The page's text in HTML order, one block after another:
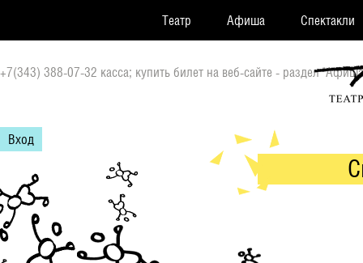
Театр Афиша Спектакли
+7(343) 388-07-32 касса; купить билет на веб-сайте - раздел
Вход